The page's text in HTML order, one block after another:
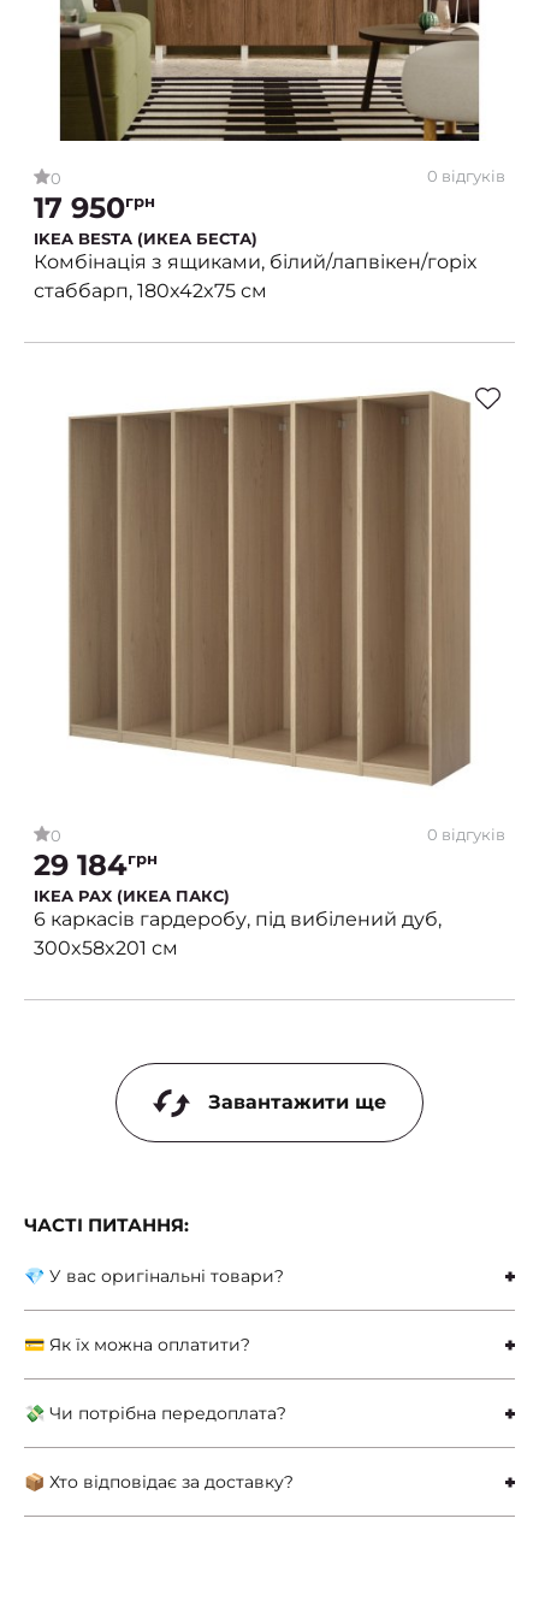
0 0 відгуків
17 950грн
IKEA BESTA (ИКЕА БЕСТА)
Комбінація з ящиками, білий/лапвікен/горіх
стаббарп, 180x42x75 см
0 0 відгуків
29 184грн
IKEA PAX (ИКЕА ПАКС)
6 каркасів гардеробу, під вибілений дуб,
300x58x201 см
Завантажити ще
ЧАСТІ ПИТАННЯ:
💎 У вас оригінальні товари?
💳 Як їх можна оплатити?
💸 Чи потрібна передоплата?
📦 Хто відповідає за доставку?